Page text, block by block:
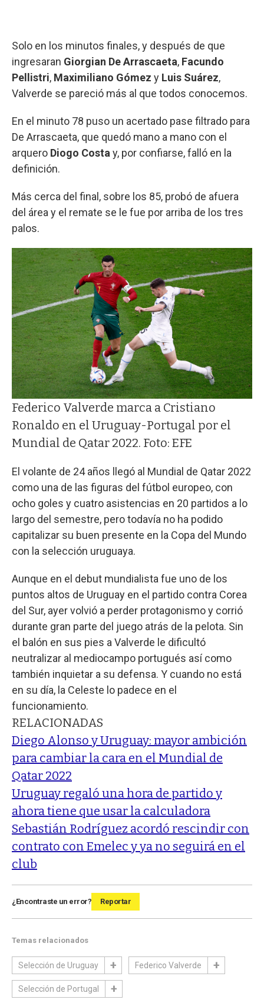
Solo en los minutos finales, y después de que
ingresaran Giorgian De Arrascaeta, Facundo
Pellistri, Maximiliano Gómez y Luis Suárez,
Valverde se pareció más al que todos conocemos.
En el minuto 78 puso un acertado pase filtrado para
De Arrascaeta, que quedó mano a mano con el
arquero Diogo Costa y, por confiarse, falló en la
definición.
Más cerca del final, sobre los 85, probó de afuera
del área y el remate se le fue por arriba de los tres
palos.
Federico Valverde marca a Cristiano
Ronaldo en el Uruguay-Portugal por el
Mundial de Qatar 2022. Foto: EFE
El volante de 24 años llegó al Mundial de Qatar 2022
como una de las figuras del fútbol europeo, con
ocho goles y cuatro asistencias en 20 partidos a lo
largo del semestre, pero todavía no ha podido
capitalizar su buen presente en la Copa del Mundo
con la selección uruguaya.
Aunque en el debut mundialista fue uno de los
puntos altos de Uruguay en el partido contra Corea
del Sur, ayer volvió a perder protagonismo y corrió
durante gran parte del juego atrás de la pelota. Sin
el balón en sus pies a Valverde le dificultó
neutralizar al mediocampo portugués así como
también inquietar a su defensa. Y cuando no está
en su día, la Celeste lo padece en el
funcionamiento.
RELACIONADAS
Diego Alonso y Uruguay: mayor ambición
para cambiar la cara en el Mundial de
Qatar 2022
Uruguay regaló una hora de partido y
ahora tiene que usar la calculadora
Sebastián Rodríguez acordó rescindir con
contrato con Emelec y ya no seguirá en el
club
¿Encontraste un error? Reportar
Temas relacionados
Selección de Uruguay Federico Valverde
Selección de Portugal